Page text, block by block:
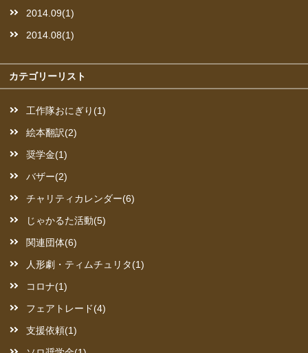
2014.09(1)
2014.08(1)
カテゴリーリスト
工作隊おにぎり(1)
絵本翻訳(2)
奨学金(1)
バザー(2)
チャリティカレンダー(6)
じゃかるた活動(5)
関連団体(6)
人形劇・ティムチュリタ(1)
コロナ(1)
フェアトレード(4)
支援依頼(1)